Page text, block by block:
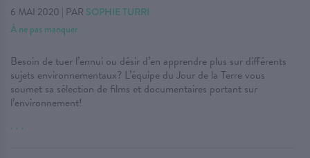
6 MAI 2020 | PAR SOPHIE TURRI
À ne pas manquer
Besoin de tuer l’ennui ou désir d’en apprendre plus sur différents
sujets environnementaux? L’équipe du Jour de la Terre vous
soumet sa sélection de films et documentaires portant sur
l’environnement!
. . .